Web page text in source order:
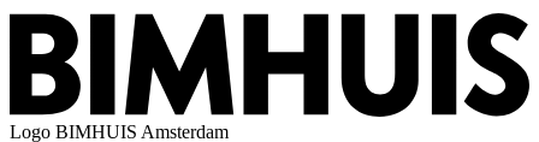
Logo BIMHUIS Amsterdam